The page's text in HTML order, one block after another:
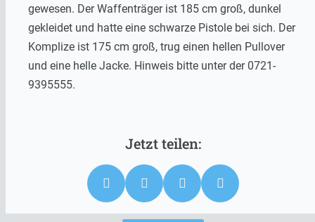
gewesen. Der Waffenträger ist 185 cm groß, dunkel
gekleidet und hatte eine schwarze Pistole bei sich. Der
Komplize ist 175 cm groß, trug einen hellen Pullover
und eine helle Jacke. Hinweis bitte unter der 0721-
9395555.